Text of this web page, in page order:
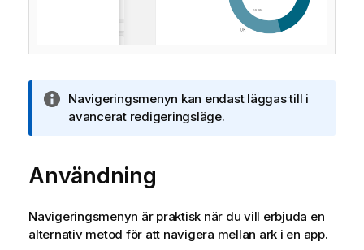
A
n
c
k
i
n
Navigeringsmenyn kan endast läggas till i
avancerat redigeringsläge.
Användning
Navigeringsmenyn är praktisk när du vill erbjuda en
alternativ metod för att navigera mellan ark i en app.